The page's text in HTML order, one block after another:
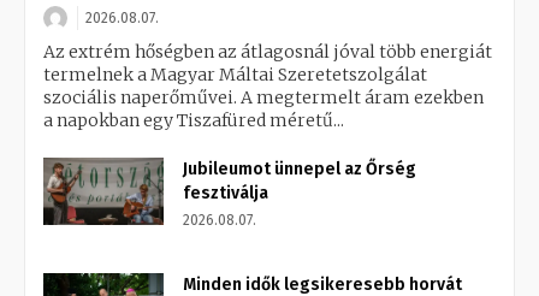
2026.08.07.
Az extrém hőségben az átlagosnál jóval több energiát
termelnek a Magyar Máltai Szeretetszolgálat
szociális naperőművei. A megtermelt áram ezekben
a napokban egy Tiszafüred méretű...
Jubileumot ünnepel az Őrség
fesztiválja
2026.08.07.
Minden idők legsikeresebb horvát